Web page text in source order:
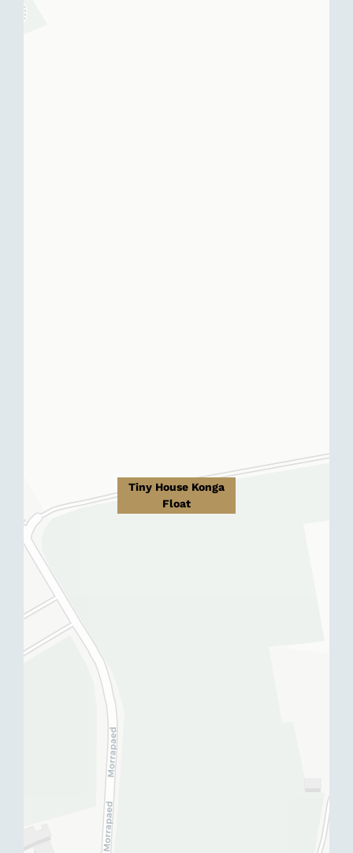
Tiny House Konga
Float